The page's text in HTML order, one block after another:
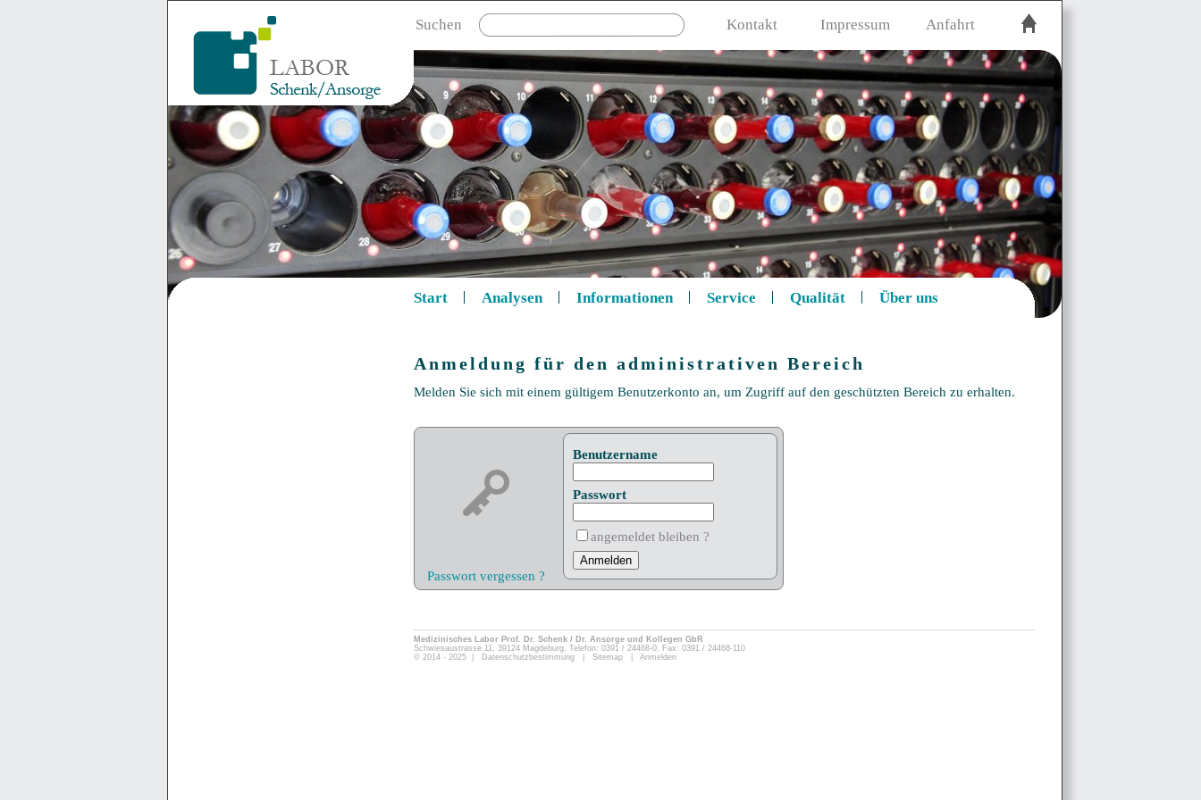
Suchen Kontakt Impressum Anfahrt
Start Analysen Informationen Service Qualität Über uns
Anmeldung für den administrativen Bereich
Melden Sie sich mit einem gültigem Benutzerkonto an, um Zugriff auf den geschützten Bereich zu erhalten.
Benutzername
Passwort
angemeldet bleiben ?
Passwort vergessen ?
Medizinisches Labor Prof. Dr. Schenk / Dr. Ansorge und Kollegen GbR
Schwiesaustrasse 11, 39124 Magdeburg, Telefon: 0391 / 24468-0, Fax: 0391 / 24468-110
© 2014 - 2025 | Datenschutzbestimmung Sitemap Anmelden